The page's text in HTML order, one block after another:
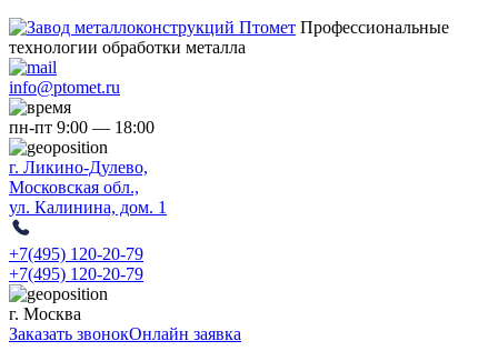
Профессиональные
технологии обработки металла
info@ptomet.ru
пн-пт 9:00 — 18:00
г. Ликино-Дулево,
Московская обл.,
ул. Калинина, дом. 1
+7(495) 120-20-79
+7(495) 120-20-79
г. Москва
Заказать звонокОнлайн заявка